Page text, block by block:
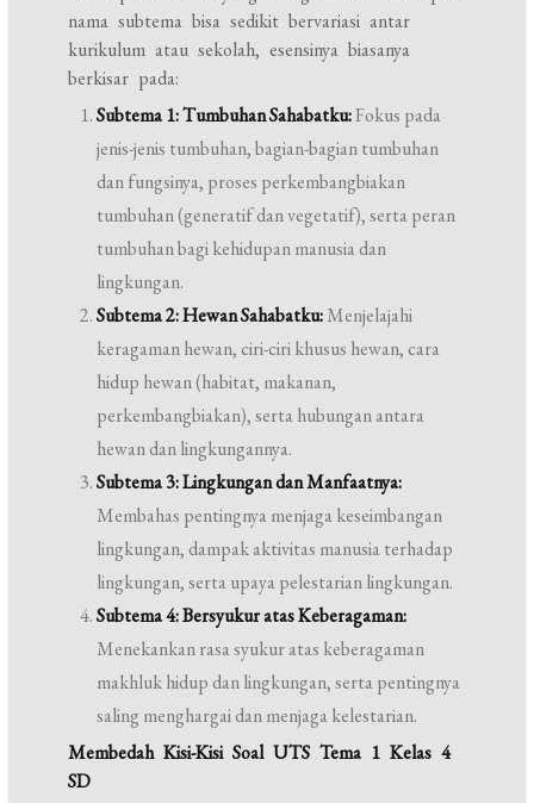
nama subtema bisa sedikit bervariasi antar
kurikulum atau sekolah, esensinya biasanya
berkisar pada:
Subtema 1: Tumbuhan Sahabatku:Fokus pada
jenis-jenis tumbuhan, bagian-bagian tumbuhan
dan fungsinya, proses perkembangbiakan
tumbuhan (generatif dan vegetatif), serta peran
tumbuhan bagi kehidupan manusia dan
lingkungan.
Subtema 2: Hewan Sahabatku:Menjelajahi
keragaman hewan, ciri-ciri khusus hewan, cara
hidup hewan (habitat, makanan,
perkembangbiakan), serta hubungan antara
hewan dan lingkungannya.
Subtema 3: Lingkungan dan Manfaatnya:
Membahas pentingnya menjaga keseimbangan
lingkungan, dampak aktivitas manusia terhadap
lingkungan, serta upaya pelestarian lingkungan.
Subtema 4: Bersyukur atas Keberagaman:
Menekankan rasa syukur atas keberagaman
makhluk hidup dan lingkungan, serta pentingnya
saling menghargai dan menjaga kelestarian.
Membedah Kisi-Kisi Soal UTS Tema 1 Kelas 4
SD